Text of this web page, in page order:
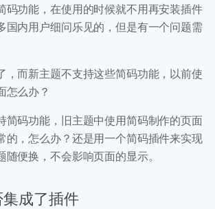
码功能，在使用的时候就不用再安装插件
国内用户细问乐见的，但是有一个问题需
，而新主题不支持这些简码功能，以前使
怎么办？
简码功能，旧主题中使用简码制作的页面
的，怎么办？还是用一个简码插件来实现
便换，不会影响页面的显示。
成了插件